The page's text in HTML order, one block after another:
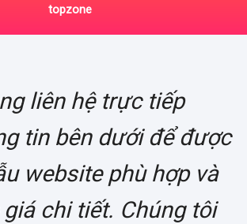
topzone
liên hệ trực tiếp
tin bên dưới để được
website phù hợp và
chi tiết. Chúng tôi